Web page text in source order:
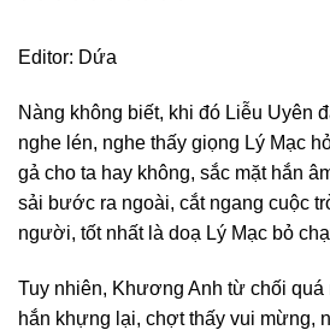
Editor: Dứa
Nàng không biết, khi đó Liễu Uyên
nghe lén, nghe thấy giọng Lý Mạc
gả cho ta hay không, sắc mặt hắn
sải bước ra ngoài, cắt ngang cuộc
người, tốt nhất là doạ Lý Mạc bỏ
Tuy nhiên, Khương Anh từ chối
hắn khựng lại, chợt thấy vui mừng,